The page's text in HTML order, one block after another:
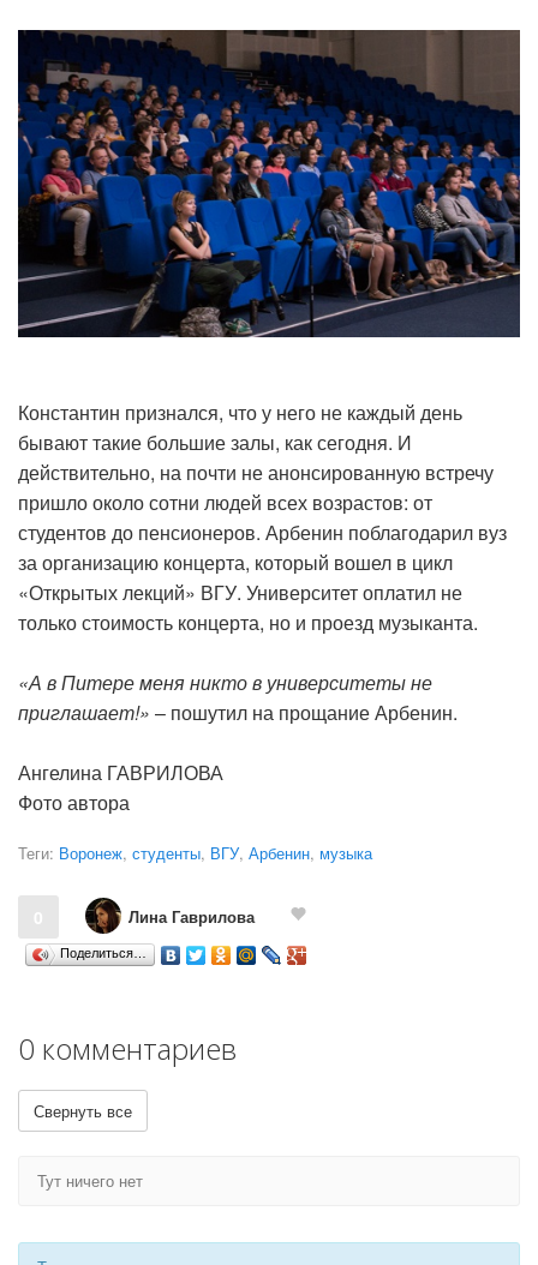
Константин признался, что у него не каждый день
бывают такие большие залы, как сегодня. И
действительно, на почти не анонсированную встречу
пришло около сотни людей всех возрастов: от
студентов до пенсионеров. Арбенин поблагодарил вуз
за организацию концерта, который вошел в цикл
«Открытых лекций» ВГУ. Университет оплатил не
только стоимость концерта, но и проезд музыканта.
«А в Питере меня никто в университеты не
приглашает!» – пошутил на прощание Арбенин.
Ангелина ГАВРИЛОВА
Фото автора
Теги: Воронеж, студенты, ВГУ, Арбенин, музыка
0 Лина Гаврилова
Поделиться…
0 комментариев
Свернуть все
Тут ничего нет